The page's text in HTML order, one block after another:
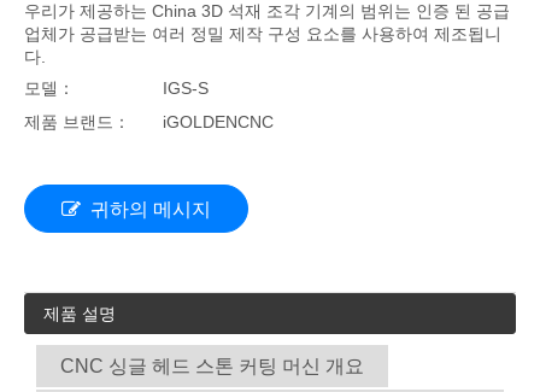
우리가 제공하는 China 3D 석재 조각 기계의 범위는 인증 된 공급
업체가 공급받는 여러 정밀 제작 구성 요소를 사용하여 제조됩니
다.
모델：
IGS-S
제품 브랜드：
iGOLDENCNC
귀하의 메시지
제품 설명
CNC 싱글 헤드 스톤 커팅 머신 개요